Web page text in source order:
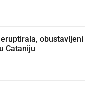
obustavljeni
Cataniju